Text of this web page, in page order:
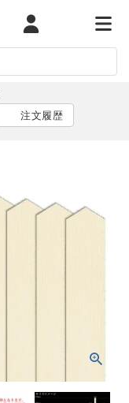
マイページカート メニ
注文履歴